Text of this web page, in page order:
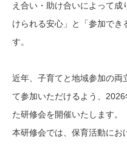
え合い・助け合いによって
けられる安心」と「参加で
す。
近年、子育てと地域参加の両
て参加いただけるよう、
た研修会を開催いたします。
本研修会では、保育活動にお